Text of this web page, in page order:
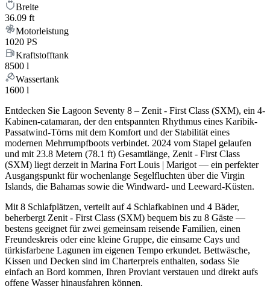
Breite
36.09 ft
Motorleistung
1020 PS
Kraftstofftank
8500 l
Wassertank
1600 l
Entdecken Sie Lagoon Seventy 8 – Zenit - First Class (SXM), ein 4-
Kabinen-catamaran, der den entspannten Rhythmus eines Karibik-
Passatwind-Törns mit dem Komfort und der Stabilität eines
modernen Mehrrumpfboots verbindet. 2024 vom Stapel gelaufen
und mit 23.8 Metern (78.1 ft) Gesamtlänge, Zenit - First Class
(SXM) liegt derzeit in Marina Fort Louis | Marigot — ein perfekter
Ausgangspunkt für wochenlange Segelfluchten über die Virgin
Islands, die Bahamas sowie die Windward- und Leeward-Küsten.
Mit 8 Schlafplätzen, verteilt auf 4 Schlafkabinen und 4 Bäder,
beherbergt Zenit - First Class (SXM) bequem bis zu 8 Gäste —
bestens geeignet für zwei gemeinsam reisende Familien, einen
Freundeskreis oder eine kleine Gruppe, die einsame Cays und
türkisfarbene Lagunen im eigenen Tempo erkundet. Bettwäsche,
Kissen und Decken sind im Charterpreis enthalten, sodass Sie
einfach an Bord kommen, Ihren Proviant verstauen und direkt aufs
offene Wasser hinausfahren können.